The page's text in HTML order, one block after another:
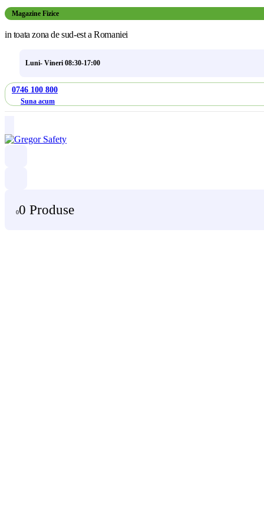
Magazine Fizice
in toata zona de sud-est a Romaniei
Luni- Vineri 08:30-17:00
0746 100 800
Suna acum
00 Produse